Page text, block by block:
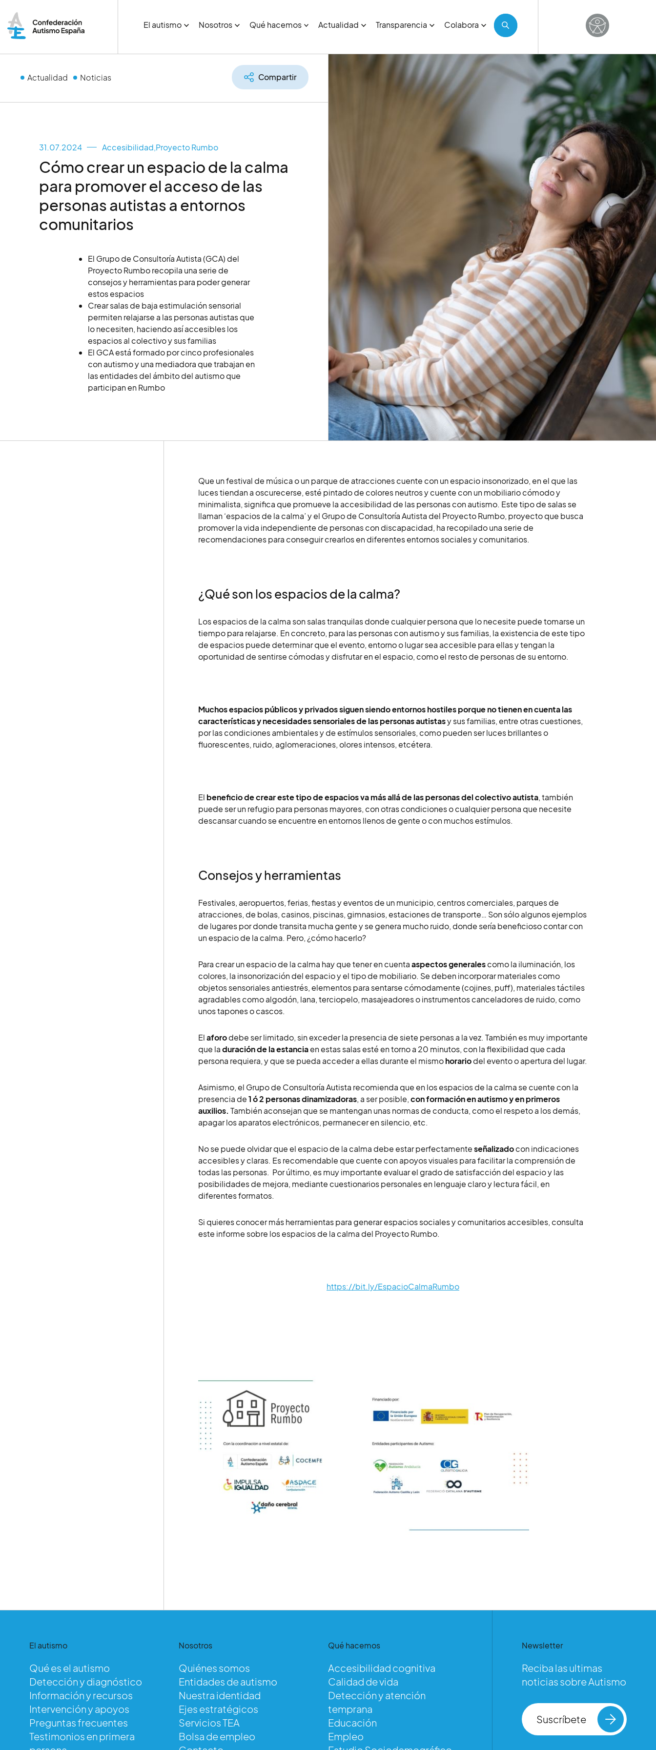
El autismo Nosotros Qué hacemos Actualidad Transparencia Colabora
Actualidad Noticias Compartir
31.07.2024 Accesibilidad,Proyecto Rumbo
Cómo crear un espacio de la calma
para promover el acceso de las
personas autistas a entornos
comunitarios
El Grupo de Consultoría Autista (GCA) del
Proyecto Rumbo recopila una serie de
consejos y herramientas para poder generar
estos espacios
Crear salas de baja estimulación sensorial
permiten relajarse a las personas autistas que
lo necesiten, haciendo así accesibles los
espacios al colectivo y sus familias
El GCA está formado por cinco profesionales
con autismo y una mediadora que trabajan en
las entidades del ámbito del autismo que
participan en Rumbo
Que un festival de música o un parque de atracciones cuente con un espacio insonorizado, en el que las
luces tiendan a oscurecerse, esté pintado de colores neutros y cuente con un mobiliario cómodo y
minimalista, significa que promueve la accesibilidad de las personas con autismo. Este tipo de salas se
llaman ‘espacios de la calma’ y el Grupo de Consultoría Autista del Proyecto Rumbo, proyecto que busca
promover la vida independiente de personas con discapacidad, ha recopilado una serie de
recomendaciones para conseguir crearlos en diferentes entornos sociales y comunitarios.
¿Qué son los espacios de la calma?
Los espacios de la calma son salas tranquilas donde cualquier persona que lo necesite puede tomarse un
tiempo para relajarse. En concreto, para las personas con autismo y sus familias, la existencia de este tipo
de espacios puede determinar que el evento, entorno o lugar sea accesible para ellas y tengan la
oportunidad de sentirse cómodas y disfrutar en el espacio, como el resto de personas de su entorno.
Muchos espacios públicos y privados siguen siendo entornos hostiles porque no tienen en cuenta las
características y necesidades sensoriales de las personas autistasy sus familias, entre otras cuestiones,
por las condiciones ambientales y de estímulos sensoriales, como pueden ser luces brillantes o
fluorescentes, ruido, aglomeraciones, olores intensos, etcétera.
El beneficio de crear este tipo de espacios va más allá de las personas del colectivo autista, también
puede ser un refugio para personas mayores, con otras condiciones o cualquier persona que necesite
descansar cuando se encuentre en entornos llenos de gente o con muchos estímulos.
Consejos y herramientas
Festivales, aeropuertos, ferias, fiestas y eventos de un municipio, centros comerciales, parques de
atracciones, de bolas, casinos, piscinas, gimnasios, estaciones de transporte… Son sólo algunos ejemplos
de lugares por donde transita mucha gente y se genera mucho ruido, donde sería beneficioso contar con
un espacio de la calma. Pero, ¿cómo hacerlo?
Para crear un espacio de la calma hay que tener en cuentaaspectos generalescomo la iluminación, los
colores, la insonorización del espacio y el tipo de mobiliario. Se deben incorporar materiales como
objetos sensoriales antiestrés, elementos para sentarse cómodamente (cojines, puff), materiales táctiles
agradables como algodón, lana, terciopelo, masajeadores o instrumentos canceladores de ruido, como
unos tapones o cascos.
Elaforodebe ser limitado, sin exceder la presencia de siete personas a la vez. También es muy importante
que laduración de la estanciaen estas salas esté en torno a 20 minutos, con la flexibilidad que cada
persona requiera, y que se pueda acceder a ellas durante el mismohorariodel evento o apertura del lugar.
Asimismo, el Grupo de Consultoría Autista recomienda que en los espacios de la calma se cuente con la
presencia de1 ó 2 personas dinamizadoras, a ser posible,con formación en autismo y en primeros
auxilios. También aconsejan que se mantengan unas normas de conducta, como el respeto a los demás,
apagar los aparatos electrónicos, permanecer en silencio, etc.
No se puede olvidar que el espacio de la calma debe estar perfectamenteseñalizadocon indicaciones
accesibles y claras. Es recomendable que cuente con apoyos visuales para facilitar la comprensión de
todas las personas. Por último, es muy importante evaluar el grado de satisfacción del espacio y las
posibilidades de mejora, mediante cuestionarios personales en lenguaje claro y lectura fácil, en
diferentes formatos.
Si quieres conocer más herramientas para generar espacios sociales y comunitarios accesibles, consulta
este informe sobre los espacios de la calma del Proyecto Rumbo.
https://bit.ly/EspacioCalmaRumbo
El autismo
Qué es el autismo
Detección y diagnóstico
Información y recursos
Intervención y apoyos
Preguntas frecuentes
Testimonios en primera
Nosotros
Quiénes somos
Entidades de autismo
Nuestra identidad
Ejes estratégicos
Servicios TEA
Bolsa de empleo
Qué hacemos
Accesibilidad cognitiva
Calidad de vida
Detección y atención
temprana
Educación
Empleo
Newsletter
Reciba las ultimas
noticias sobre Autismo
Suscríbete